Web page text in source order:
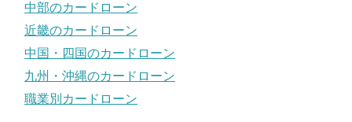
中部のカードローン
近畿のカードローン
中国・四国のカードローン
九州・沖縄のカードローン
職業別カードローン